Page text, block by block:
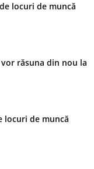
locuri de muncă
răsuna din nou la
locuri de muncă